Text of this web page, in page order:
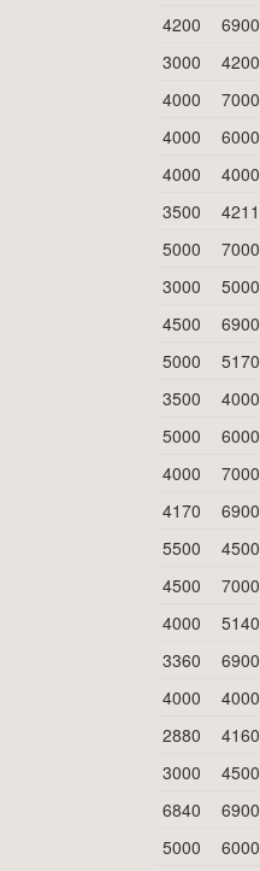
4200
6900
3000
4200
4000
7000
4000
6000
4000
4000
3500
4211
5000
7000
3000
5000
4500
6900
5000
5170
3500
4000
5000
6000
4000
7000
4170
6900
5500
4500
4500
7000
4000
5140
3360
6900
4000
4000
2880
4160
3000
4500
6840
6900
5000
6000